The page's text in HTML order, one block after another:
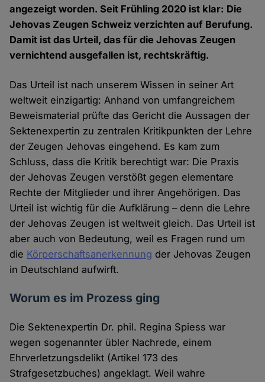
angezeigt worden. Seit Frühling 2020 ist klar: Die
Jehovas Zeugen Schweiz verzichten auf Berufung.
Damit ist das Urteil, das für die Jehovas Zeugen
vernichtend ausgefallen ist, rechtskräftig.
Das Urteil ist nach unserem Wissen in seiner Art
weltweit einzigartig: Anhand von umfangreichem
Beweismaterial prüfte das Gericht die Aussagen der
Sektenexpertin zu zentralen Kritikpunkten der Lehre
der Zeugen Jehovas eingehend. Es kam zum
Schluss, dass die Kritik berechtigt war: Die Praxis
der Jehovas Zeugen verstößt gegen elementare
Rechte der Mitglieder und ihrer Angehörigen. Das
Urteil ist wichtig für die Aufklärung – denn die Lehre
der Jehovas Zeugen ist weltweit gleich. Das Urteil ist
aber auch von Bedeutung, weil es Fragen rund um
die Körperschaftsanerkennung der Jehovas Zeugen
in Deutschland aufwirft.
Worum es im Prozess ging
Die Sektenexpertin Dr. phil. Regina Spiess war
wegen sogenannter übler Nachrede, einem
Ehrverletzungsdelikt (Artikel 173 des
Strafgesetzbuches) angeklagt. Weil wahre